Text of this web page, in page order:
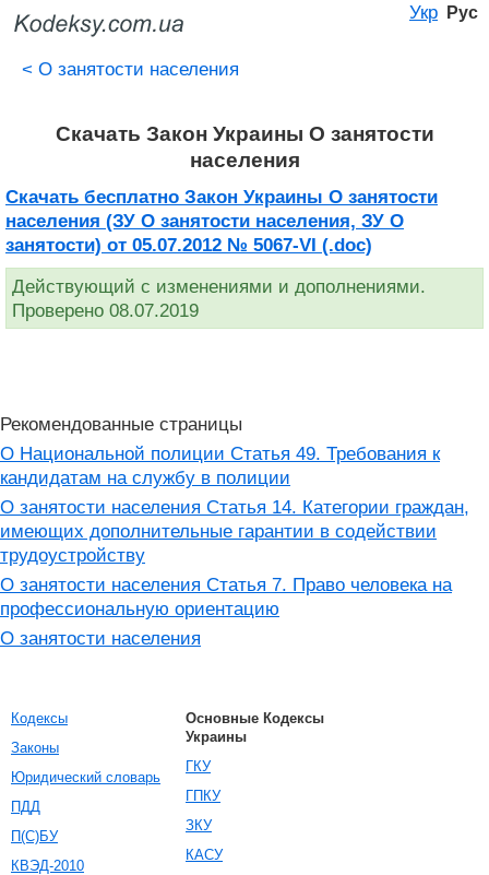
Укр Рус
< О занятости населения
Скачать Закон Украины О занятости
населения
Скачать бесплатно Закон Украины О занятости
населения (ЗУ О занятости населения, ЗУ О
занятости) от 05.07.2012 № 5067-VI (.doc)
Действующий с изменениями и дополнениями.
Проверено 08.07.2019
Рекомендованные страницы
О Национальной полиции Статья 49. Требования к
кандидатам на службу в полиции
О занятости населения Статья 14. Категории граждан,
имеющих дополнительные гарантии в содействии
трудоустройству
О занятости населения Статья 7. Право человека на
профессиональную ориентацию
О занятости населения
Кодексы
Законы
Юридический словарь
ПДД
П(С)БУ
КВЭД-2010
Основные Кодексы
Украины
ГКУ
ГПКУ
ЗКУ
КАСУ